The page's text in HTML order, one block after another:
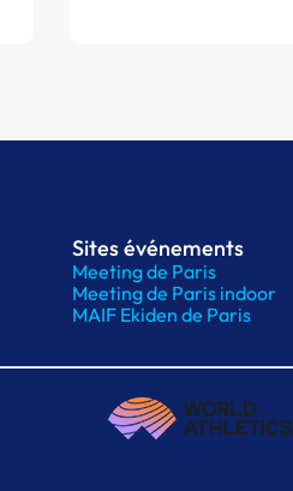
Sites événements
Meeting de Paris
Meeting de Paris indoor
MAIF Ekiden de Paris